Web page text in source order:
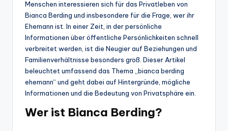
Menschen interessieren sich für das Privatleben von
Bianca Berding und insbesondere für die Frage, wer ihr
Ehemann ist. In einer Zeit, in der persönliche
Informationen über öffentliche Persönlichkeiten schnell
verbreitet werden, ist die Neugier auf Beziehungen und
Familienverhältnisse besonders groß. Dieser Artikel
beleuchtet umfassend das Thema „bianca berding
ehemann“ und geht dabei auf Hintergründe, mögliche
Informationen und die Bedeutung von Privatsphäre ein.
Wer ist Bianca Berding?